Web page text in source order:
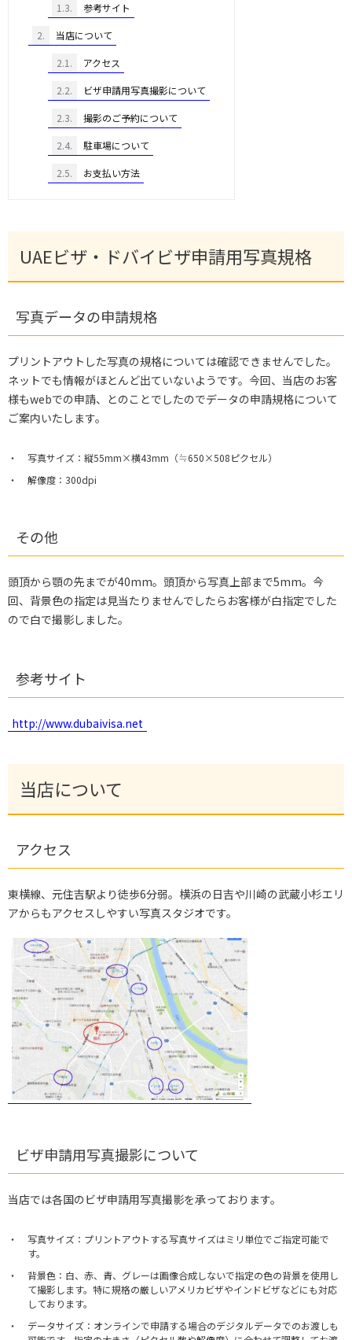
1.3. 参考サイト
2. 当店について
2.1. アクセス
2.2. ビザ申請用写真撮影について
2.3. 撮影のご予約について
2.4. 駐車場について
2.5. お支払い方法
UAEビザ・ドバイビザ申請用写真規格
写真データの申請規格
プリントアウトした写真の規格については確認できませんでした。
ネットでも情報がほとんど出ていないようです。今回、当店のお客
様もwebでの申請、とのことでしたのでデータの申請規格について
ご案内いたします。
写真サイズ：縦55mm×横43mm（≒650×508ピクセル）
解像度：300dpi
その他
頭頂から顎の先までが40mm。頭頂から写真上部まで5mm。今
回、背景色の指定は見当たりませんでしたらお客様が白指定でした
ので白で撮影しました。
参考サイト
http://www.dubaivisa.net
当店について
アクセス
東横線、元住吉駅より徒歩6分弱。横浜の日吉や川崎の武蔵小杉エリ
アからもアクセスしやすい写真スタジオです。
ビザ申請用写真撮影について
当店では各国のビザ申請用写真撮影を承っております。
写真サイズ：プリントアウトする写真サイズはミリ単位でご指定可能で
す。
背景色：白、赤、青、グレーは画像合成しないで指定の色の背景を使用し
て撮影します。特に規格の厳しいアメリカビザやインドビザなどにも対応
しております。
データサイズ：オンラインで申請する場合のデジタルデータでのお渡しも